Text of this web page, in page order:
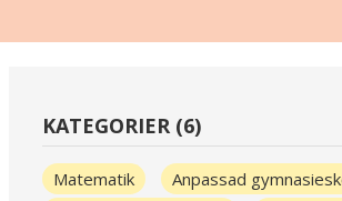
KATEGORIER (6)
Matematik
Anpassad